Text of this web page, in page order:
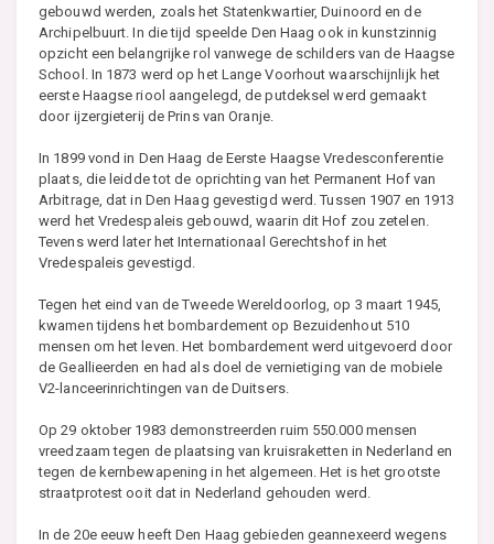
gebouwd werden, zoals het Statenkwartier, Duinoord en de
Archipelbuurt. In die tijd speelde Den Haag ook in kunstzinnig
opzicht een belangrijke rol vanwege de schilders van de Haagse
School. In 1873 werd op het Lange Voorhout waarschijnlijk het
eerste Haagse riool aangelegd, de putdeksel werd gemaakt
door ijzergieterij de Prins van Oranje.
In 1899 vond in Den Haag de Eerste Haagse Vredesconferentie
plaats, die leidde tot de oprichting van het Permanent Hof van
Arbitrage, dat in Den Haag gevestigd werd. Tussen 1907 en 1913
werd het Vredespaleis gebouwd, waarin dit Hof zou zetelen.
Tevens werd later het Internationaal Gerechtshof in het
Vredespaleis gevestigd.
Tegen het eind van de Tweede Wereldoorlog, op 3 maart 1945,
kwamen tijdens het bombardement op Bezuidenhout 510
mensen om het leven. Het bombardement werd uitgevoerd door
de Geallieerden en had als doel de vernietiging van de mobiele
V2-lanceerinrichtingen van de Duitsers.
Op 29 oktober 1983 demonstreerden ruim 550.000 mensen
vreedzaam tegen de plaatsing van kruisraketten in Nederland en
tegen de kernbewapening in het algemeen. Het is het grootste
straatprotest ooit dat in Nederland gehouden werd.
In de 20e eeuw heeft Den Haag gebieden geannexeerd wegens